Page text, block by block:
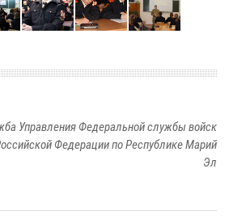
Управления Федеральной службы войск
Федерации по Республике Марий
Эл